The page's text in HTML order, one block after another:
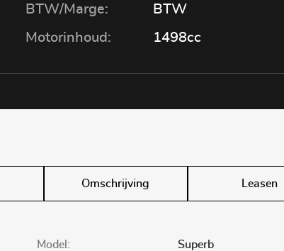
BTW/Marge:
BTW
Motorinhoud:
1498cc
Omschrijving Leasen
Model: Superb